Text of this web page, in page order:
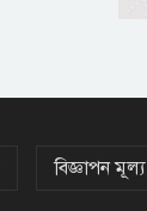
বিজ্ঞাপন মূল্য